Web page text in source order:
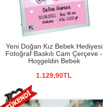
Yeni Doğan Kız Bebek Hediyesi
Fotoğraf Baskılı Cam Çerçeve -
Hoşgeldin Bebek
1.129,90TL